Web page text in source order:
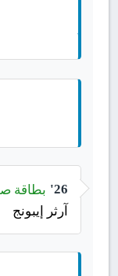
26' بطاقة
آرثر إيبونج